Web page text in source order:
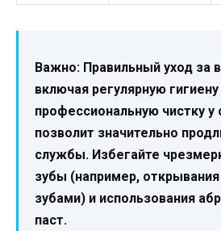
Важно: Правильный уход за
включая регулярную
профессиональную чистку у
позволит значительно
службы. Избегайте
зубы (например,
зубами) и использования
паст.